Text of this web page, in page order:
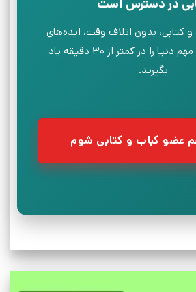
در دسترس است
کتابی، بدون اتلاف وقت، ایده‌های
اصلی کتاب‌های مهم دنیا را در کمتر از ۳۰ دقیقه یاد
بگیرید.
عضو کباب و کتابی شوم